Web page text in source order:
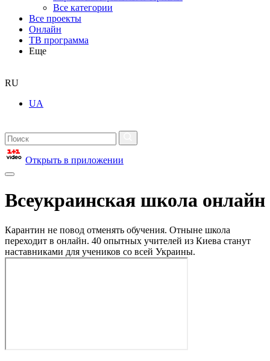
Все категории
Все проекты
Онлайн
ТВ программа
Еще
RU
UA
Открыть в приложении
Всеукраинская школа онлайн
Карантин не повод отменять обучения. Отныне школа
переходит в онлайн. 40 опытных учителей из Киева станут
наставниками для учеников со всей Украины.